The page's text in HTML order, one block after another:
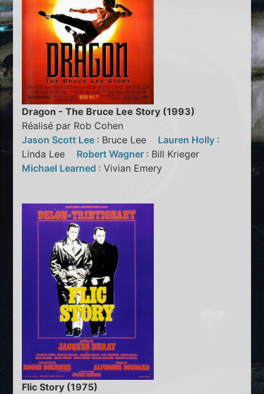
Dragon - The Bruce Lee Story (1993)
Réalisé par Rob Cohen
Jason Scott Lee : Bruce Lee Lauren Holly :
Linda Lee Robert Wagner : Bill Krieger
Michael Learned : Vivian Emery
Flic Story (1975)